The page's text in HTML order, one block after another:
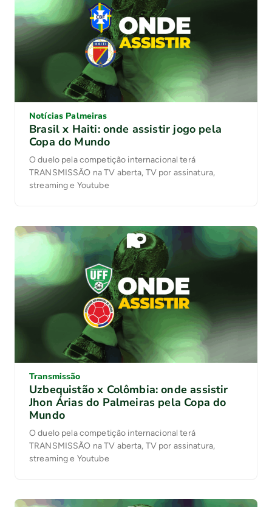
Notícias Palmeiras
Brasil x Haiti: onde assistir jogo pela
Copa do Mundo
O duelo pela competição internacional terá
TRANSMISSÃO na TV aberta, TV por assinatura,
streaming e Youtube
Transmissão
Uzbequistão x Colômbia: onde assistir
Jhon Árias do Palmeiras pela Copa do
Mundo
O duelo pela competição internacional terá
TRANSMISSÃO na TV aberta, TV por assinatura,
streaming e Youtube